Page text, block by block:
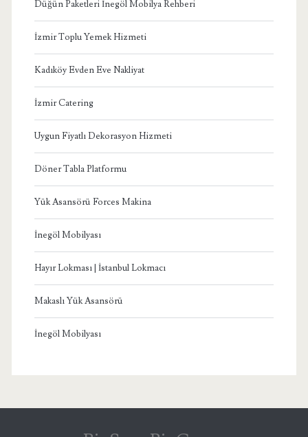
Düğün Paketleri İnegöl Mobilya Rehberi
İzmir Toplu Yemek Hizmeti
Kadıköy Evden Eve Nakliyat
İzmir Catering
Uygun Fiyatlı Dekorasyon Hizmeti
Döner Tabla Platformu
Yük Asansörü Forces Makina
İnegöl Mobilyası
Hayır Lokması | İstanbul Lokmacı
Makaslı Yük Asansörü
İnegöl Mobilyası